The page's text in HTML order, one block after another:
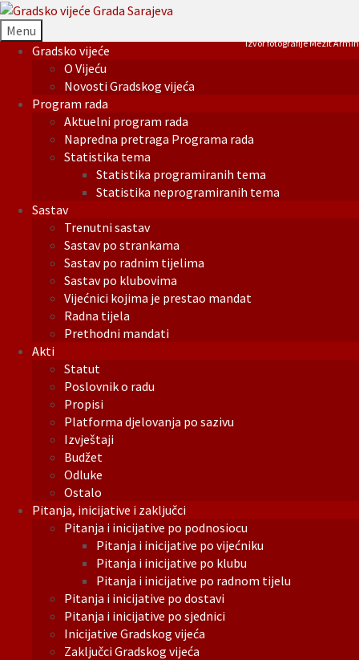
Menu
Gradsko vijeće
O Vijeću
Novosti Gradskog vijeća
Program rada
Aktuelni program rada
Napredna pretraga Programa rada
Statistika tema
Statistika programiranih tema
Statistika neprogramiranih tema
Sastav
Trenutni sastav
Sastav po strankama
Sastav po radnim tijelima
Sastav po klubovima
Vijećnici kojima je prestao mandat
Radna tijela
Prethodni mandati
Akti
Statut
Poslovnik o radu
Propisi
Platforma djelovanja po sazivu
Izvještaji
Budžet
Odluke
Ostalo
Pitanja, inicijative i zaključci
Pitanja i inicijative po podnosiocu
Pitanja i inicijative po vijećniku
Pitanja i inicijative po klubu
Pitanja i inicijative po radnom tijelu
Pitanja i inicijative po dostavi
Pitanja i inicijative po sjednici
Inicijative Gradskog vijeća
Zaključci Gradskog vijeća
Izvor fotografije Mezit Armin